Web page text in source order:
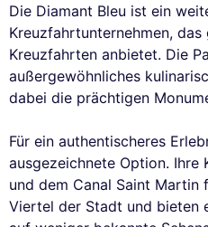
Die Diamant Bleu ist ein
Kreuzfahrtunternehmen,
Kreuzfahrten anbietet. Die
außergewöhnliches
dabei die prächtigen
Für ein authentischeres
ausgezeichnete Option. Ihre
und dem Canal Saint Martin
Viertel der Stadt und bieten